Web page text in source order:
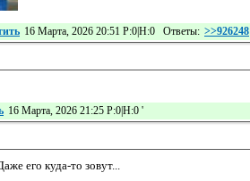
16 Марта, 2026 20:51 Р:0|Н:0 Ответы: >>926248
16 Марта, 2026 21:25 Р:0|Н:0 '
его куда-то зовут...